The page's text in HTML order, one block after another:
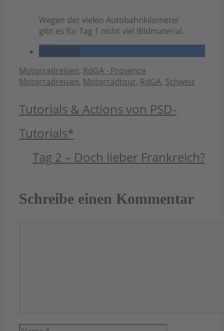
Wegen der vielen Autobahnkilometer
gibt es für Tag 1 nicht viel Bildmaterial.
Kategorien
Motorradreisen, RdGA - Provence
Motorradreisen, Motorradtour, RdGA, Schweiz
Tutorials & Actions von PSD-
Tutorials*
Tag 2 – Doch lieber Frankreich?
Schreibe einen Kommentar